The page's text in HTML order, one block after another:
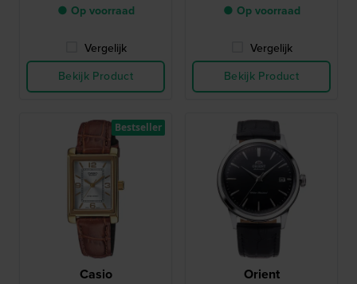
● Op voorraad
Vergelijk
Bekijk Product
● Op voorraad
Vergelijk
Bekijk Product
Casio
Bestseller
Orient